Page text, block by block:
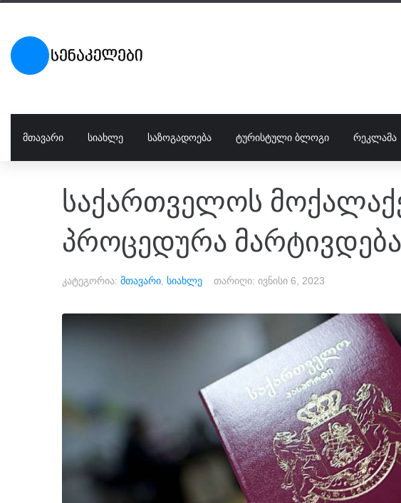
ᲛᲗᲐᲕᲐᲠᲘ ᲡᲘᲐᲮᲚᲔ ᲡᲐᲖᲝᲒᲐᲓᲝᲔᲑᲐ ᲢᲣᲠᲘᲡᲢᲣᲚᲘ ᲑᲚᲝᲒᲘ ᲠᲔᲙᲚᲐᲛᲐ
საქართველოს
პროცედურა მარტივდება
კატეგორია: მთავარი სიახლე თარიღი: ივნისი 6, 2023